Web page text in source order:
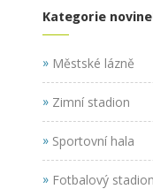
Kategorie
»Městské lázně
»Zimní stadion
»Sportovní hala
»Fotbalový stadion